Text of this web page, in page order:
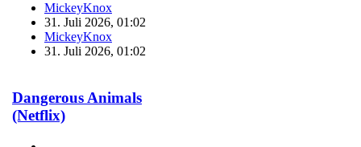
MickeyKnox
31. Juli 2026, 01:02
MickeyKnox
31. Juli 2026, 01:02
Dangerous Animals
(Netflix)